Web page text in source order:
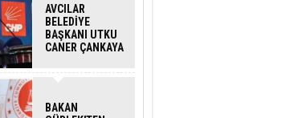
AVCILAR
BELEDİYE
BAŞKANI UTKU
CANER ÇANKAYA
TAHLİYE KARARI
BAKAN